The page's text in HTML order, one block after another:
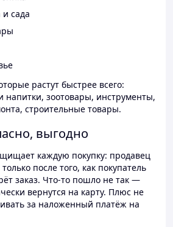
сада
растут быстрее всего:
напитки, зоотовары, инструменты,
строительные товары.
выгодно
каждую покупку: продавец
после того, как покупатель
заказ. Что-то пошло не так —
вернутся на карту. Плюс не
за наложенный платёж на